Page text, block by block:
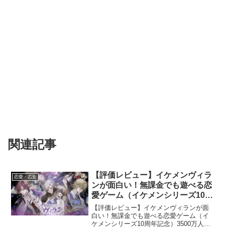
関連記事
恋愛・乙女
【評価レビュー】イケメンヴィラ
ンが面白い！無課金でも遊べる恋
愛ゲーム（イケメンシリーズ10周
年記念）
【評価レビュー】イケメンヴィランが面
白い！無課金でも遊べる恋愛ゲーム（イ
ケメンシリーズ10周年記念）3500万人が